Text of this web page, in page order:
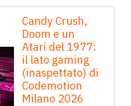
Candy Crush,
Doom e un
Atari del 1977:
il lato gaming
(inaspettato) di
Codemotion
Milano 2026